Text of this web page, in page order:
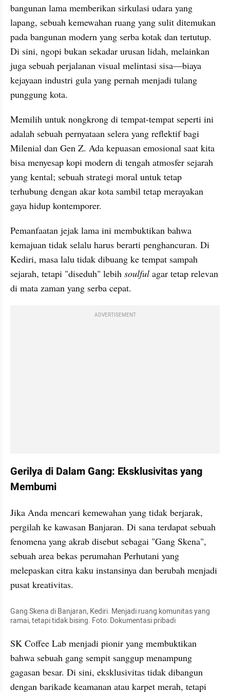
bangunan lama memberikan sirkulasi udara yang
lapang, sebuah kemewahan ruang yang sulit ditemukan
pada bangunan modern yang serba kotak dan tertutup.
Di sini, ngopi bukan sekadar urusan lidah, melainkan
juga sebuah perjalanan visual melintasi sisa—biaya
kejayaan industri gula yang pernah menjadi tulang
punggung kota.
​Memilih untuk nongkrong di tempat-tempat seperti ini
adalah sebuah pernyataan selera yang reflektif bagi
Milenial dan Gen Z. Ada kepuasan emosional saat kita
bisa menyesap kopi modern di tengah atmosfer sejarah
yang kental; sebuah strategi moral untuk tetap
terhubung dengan akar kota sambil tetap merayakan
gaya hidup kontemporer.
Pemanfaatan jejak lama ini membuktikan bahwa
kemajuan tidak selalu harus berarti penghancuran. Di
Kediri, masa lalu tidak dibuang ke tempat sampah
sejarah, tetapi "diseduh" lebih soulful agar tetap relevan
di mata zaman yang serba cepat.
ADVERTISEMENT
​Gerilya di Dalam Gang: Eksklusivitas yang
Membumi
​Jika Anda mencari kemewahan yang tidak berjarak,
pergilah ke kawasan Banjaran. Di sana terdapat sebuah
fenomena yang akrab disebut sebagai "Gang Skena",
sebuah area bekas perumahan Perhutani yang
melepaskan citra kaku instansinya dan berubah menjadi
pusat kreativitas.
Gang Skena di Banjaran, Kediri. Menjadi ruang komunitas yang
ramai, tetapi tidak bising. Foto: Dokumentasi pribadi
SK Coffee Lab menjadi pionir yang membuktikan
bahwa sebuah gang sempit sanggup menampung
gagasan besar. Di sini, eksklusivitas tidak dibangun
dengan barikade keamanan atau karpet merah, tetapi